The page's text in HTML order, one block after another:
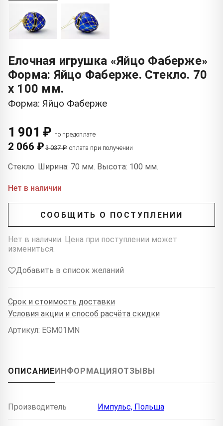
Елочная игрушка «Яйцо Фаберже»
Форма: Яйцо Фаберже. Стекло. 70
x 100 мм.
Форма: Яйцо Фаберже
1 901 ₽ по предоплате
2 066 ₽ 3 037 ₽ оплата при получении
Стекло. Ширина: 70 мм. Высота: 100 мм.
Нет в наличии
СООБЩИТЬ О ПОСТУПЛЕНИИ
Нет в наличии. Цена при поступлении может
измениться.
Добавить в список желаний
Срок и стоимость доставки
Условия акции и способ расчёта скидки
Артикул: EGM01MN
ОПИСАНИЕИНФОРМАЦИЯОТЗЫВЫ
Производитель Импульс, Польша